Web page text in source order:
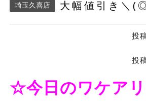
埼玉久喜店 大幅値引き＼
投
投
☆今日のワケア